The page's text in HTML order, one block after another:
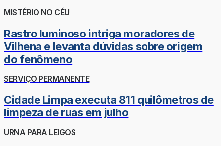
MISTÉRIO NO CÉU
Rastro luminoso intriga moradores de
Vilhena e levanta dúvidas sobre origem
do fenômeno
SERVIÇO PERMANENTE
Cidade Limpa executa 811 quilômetros de
limpeza de ruas em julho
URNA PARA LEIGOS